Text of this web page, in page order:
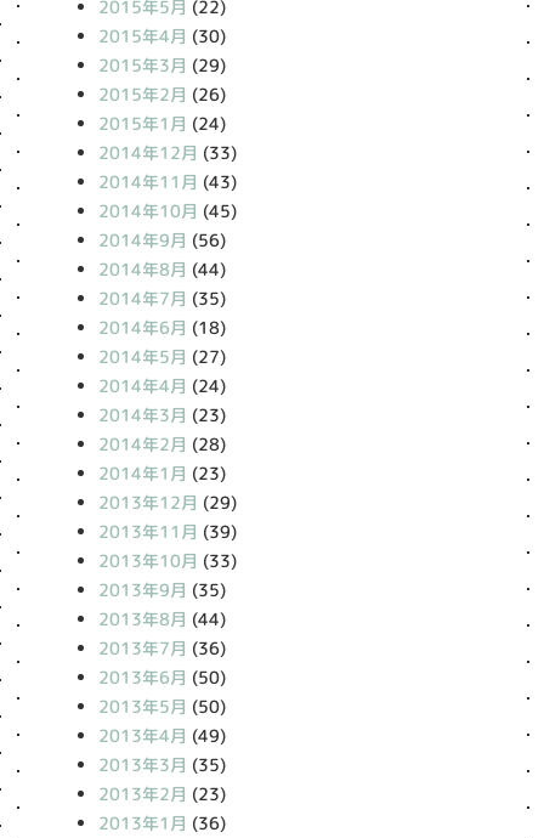
2015年5月 (22)
2015年4月 (30)
2015年3月 (29)
2015年2月 (26)
2015年1月 (24)
2014年12月 (33)
2014年11月 (43)
2014年10月 (45)
2014年9月 (56)
2014年8月 (44)
2014年7月 (35)
2014年6月 (18)
2014年5月 (27)
2014年4月 (24)
2014年3月 (23)
2014年2月 (28)
2014年1月 (23)
2013年12月 (29)
2013年11月 (39)
2013年10月 (33)
2013年9月 (35)
2013年8月 (44)
2013年7月 (36)
2013年6月 (50)
2013年5月 (50)
2013年4月 (49)
2013年3月 (35)
2013年2月 (23)
2013年1月 (36)